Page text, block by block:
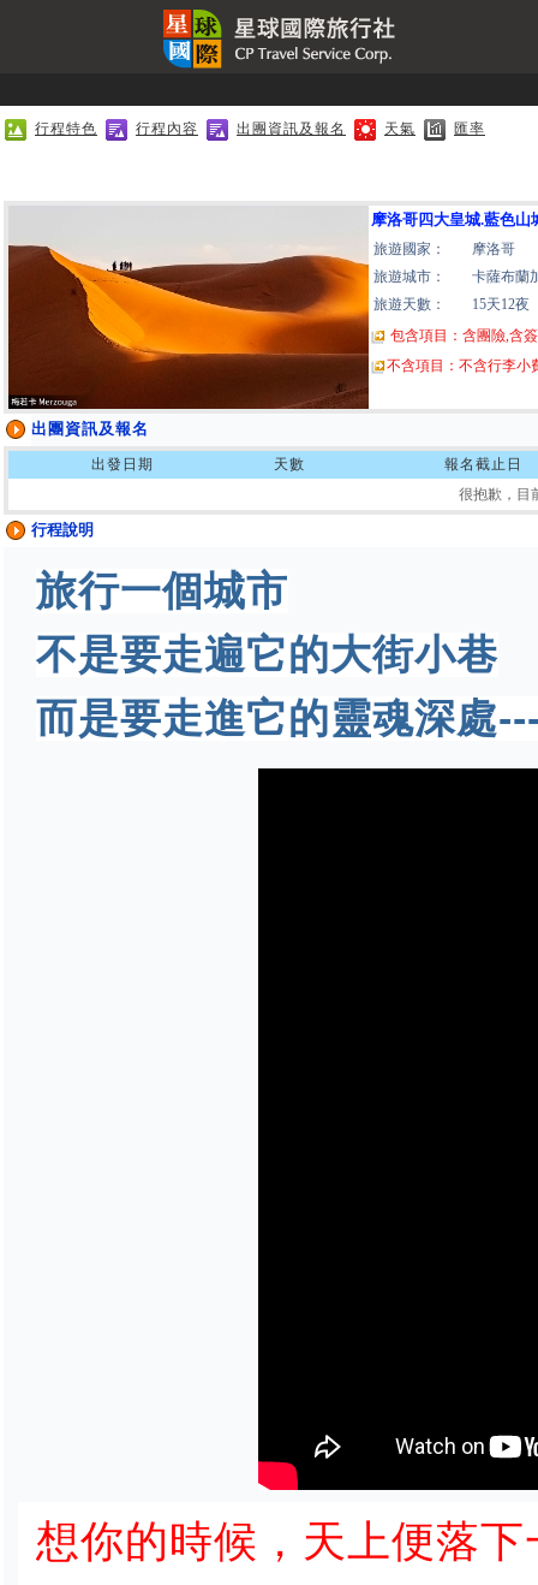
行程特色 行程內容 出團資訊及報名 天氣 匯率
摩洛哥四大皇城.藍色山
旅遊國家：
摩洛哥
旅遊城市：
卡薩布蘭
旅遊天數：
15天12夜
包含項目：含團險,含
不含項目：不含行李小
出團資訊及報名
出發日期 天數
報名截止日
很抱歉，目
行程說明
旅行一個城市
不是要走遍它的大街小巷
而是要走進它的靈魂深處
想你的時候，天上便落